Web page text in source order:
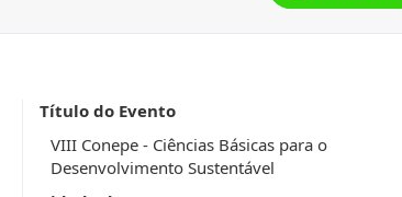
Título do Evento
VIII Conepe - Ciências Básicas para o
Desenvolvimento Sustentável